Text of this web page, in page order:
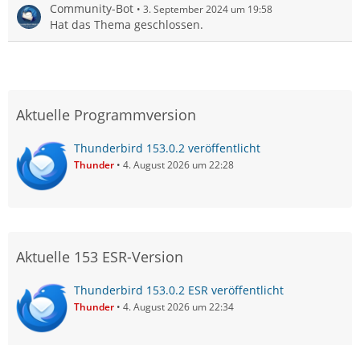
Community-Bot 3. September 2024 um 19:58
Hat das Thema geschlossen.
Aktuelle Programmversion
Thunderbird 153.0.2 veröffentlicht
Thunder 4. August 2026 um 22:28
Aktuelle 153 ESR-Version
Thunderbird 153.0.2 ESR veröffentlicht
Thunder 4. August 2026 um 22:34